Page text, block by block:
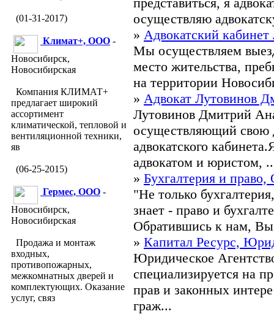
(01-31-2017)
Климат+, ООО -
Новосибирск,
Новосибирская
Компания КЛИМАТ+
предлагает широкий
ассортимент
климатической, тепловой и
вентиляционной техники,
яв
(06-25-2015)
Гермес, ООО -
Новосибирск,
Новосибирская
Продажа и монтаж
входных,
противопожарных,
межкомнатных дверей и
комплектующих. Оказание
услуг, связ
осуществляю
» Адвокатский
Мы осуществляем
место жительства,
на территории
» Адвокат Лутовинов
Лутовинов Дмитрий
осуществляющий свою
адвокатского
адвокатом и юристом,
» Бухгалтерия и
"Не только
знает - право и
Обратившись к нам,
» Капитал Ресурс,
Юридическое
специализируется на
прав и законных
граж...